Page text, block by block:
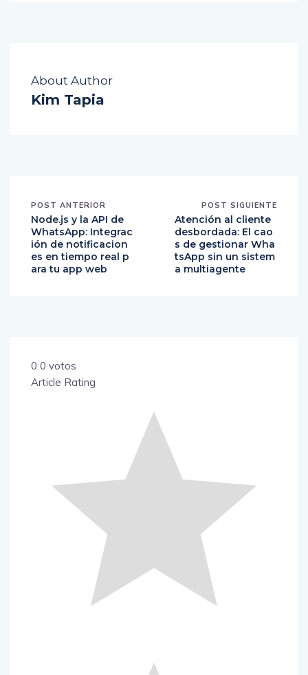
About Author
Kim Tapia
POST ANTERIOR
Node.js y la API de
WhatsApp: Integrac
ión de notificacion
es en tiempo real p
ara tu app web
POST SIGUIENTE
Atención al cliente
desbordada: El cao
s de gestionar Wha
tsApp sin un sistem
a multiagente
0 0 votos
Article Rating